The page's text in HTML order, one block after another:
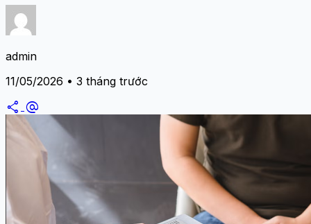
admin
11/05/2026 • 3 tháng trước
share alternate_email